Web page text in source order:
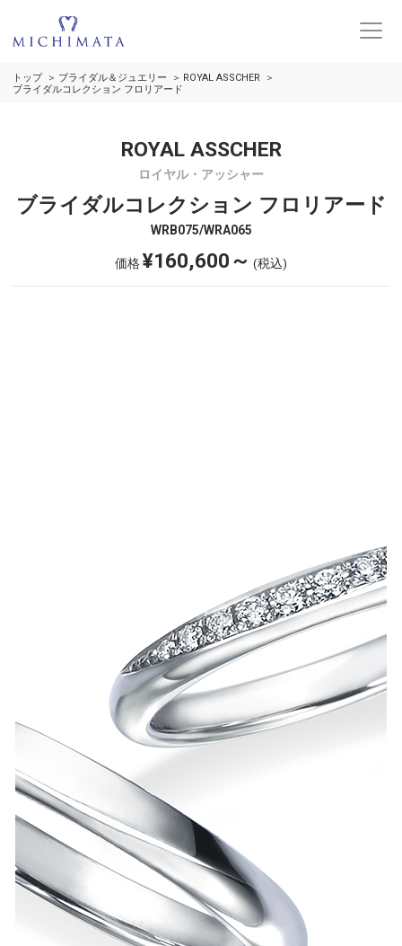
トップ ブライダル＆ジュエリー
ROYAL ASSCHER
ブライダルコレクション フロリアード
ROYAL ASSCHER
ロイヤル・アッシャー
ブライダルコレクション フロリアード
WRB075/WRA065
価格¥160,600～ (税込)